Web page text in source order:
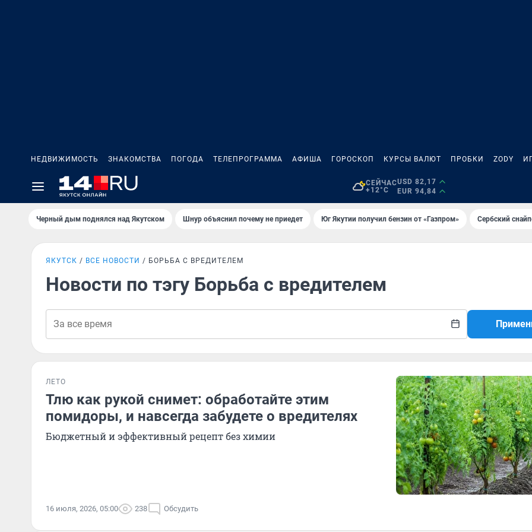
НЕДВИЖИМОСТЬ ЗНАКОМСТВА ПОГОДА ТЕЛЕПРОГРАММА АФИША ГОРОСКОП КУРСЫ ВАЛЮТ ПРОБКИ ZODY
СЕЙЧАС
+12°C
USD 82,17
EUR 94,84
Черный дым поднялся над Якутском Шнур объяснил почему не приедет Юг Якутии получил бензин от «Газпром» Сербский
ЯКУТСК ВСЕ НОВОСТИ БОРЬБА С ВРЕДИТЕЛЕМ
Новости по тэгу Борьба с вредителем
ЛЕТО
Тлю как рукой снимет: обработайте этим
помидоры, и навсегда забудете о вредителях
Бюджетный и эффективный рецепт без химии
16 июля, 2026, 05:00 238 Обсудить